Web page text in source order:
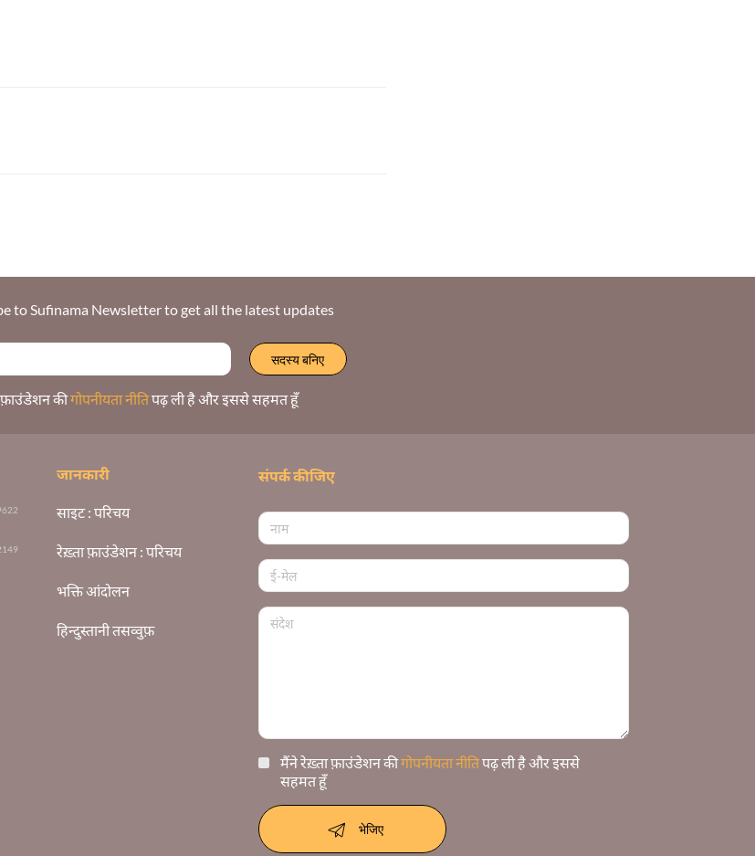
to Sufinama Newsletter to get all the latest updates
कीगोपनीयता नीतिपढ़ ली है और इससे सहमत हूँ
जानकारी
साइट : परिचय
रेख़्ता फ़ाउंडेशन : परिचय
भक्ति आंदोलन
हिन्दुस्तानी तसव्वुफ़
संपर्क कीजिए
मैंने रेख़्ता फ़ाउंडेशन कीगोपनीयता नीतिपढ़ ली है और इससे
सहमत हूँ
भेजिए